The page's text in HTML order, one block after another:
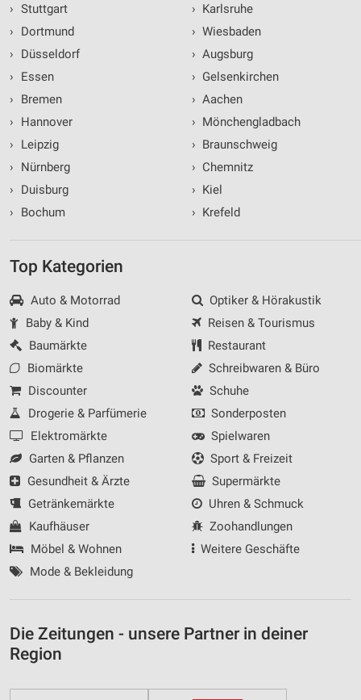
› Stuttgart
›
Dortmund
›
Düsseldorf
›
Essen
›
Bremen
›
Hannover
›
Leipzig
›
Nürnberg
›
Duisburg
›
Bochum
› Karlsruhe
› Wiesbaden
› Augsburg
› Gelsenkirchen
› Aachen
› Mönchengladbach
› Braunschweig
› Chemnitz
› Kiel
› Krefeld
Top Kategorien
Auto & Motorrad
Baby & Kind
Baumärkte
Biomärkte
Discounter
Drogerie & Parfümerie
Elektromärkte
Garten & Pflanzen
Gesundheit & Ärzte
Getränkemärkte
Kaufhäuser
Möbel & Wohnen
Mode & Bekleidung
Optiker & Hörakustik
Reisen & Tourismus
Restaurant
Schreibwaren & Büro
Schuhe
Sonderposten
Spielwaren
Sport & Freizeit
Supermärkte
Uhren & Schmuck
Zoohandlungen
Weitere Geschäfte
Die Zeitungen - unsere Partner in deiner
Region